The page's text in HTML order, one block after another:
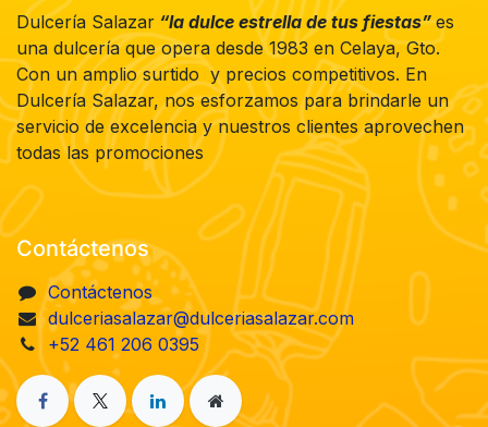
Dulcería Salazar “la dulce estrella de tus fiestas”es
una dulcería que opera desde 1983 en Celaya, Gto.
Con un amplio surtido y precios competitivos. En
Dulcería Salazar, nos esforzamos para brindarle un
servicio de excelencia y nuestros clientes aprovechen
todas las promociones
Contáctenos
Contáctenos
dulceriasalazar@dulceriasalazar.com
+52 461 206 0395